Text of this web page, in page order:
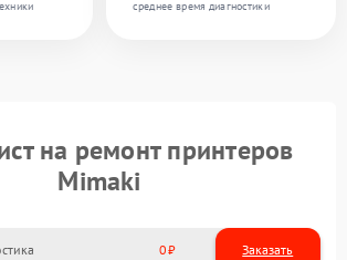
среднее время диагностики
на ремонт принтеров
Mimaki
0 Заказать